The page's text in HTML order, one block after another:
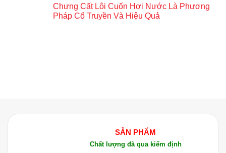
Chưng Cất Lôi Cuốn Hơi Nước Là Phương
Pháp Cổ Truyền Và Hiệu Quả
SẢN PHẨM
Chất lượng đã qua kiểm định